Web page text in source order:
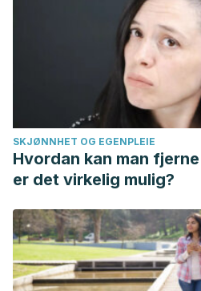
SKJØNNHET OG EGENPLEIE
Hvordan kan man
er det virkelig mulig?